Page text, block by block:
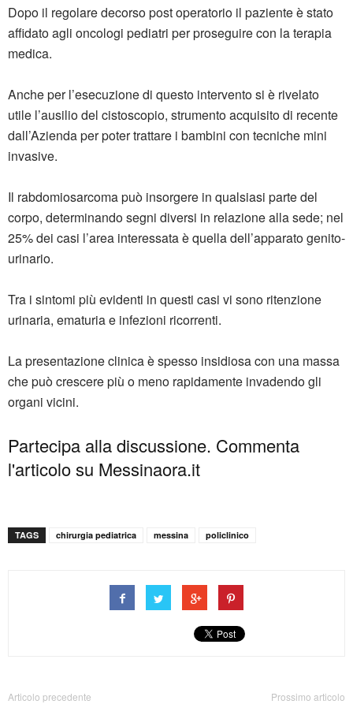
Dopo il regolare decorso post operatorio il paziente è stato
affidato agli oncologi pediatri per proseguire con la terapia
medica.
Anche per l’esecuzione di questo intervento si è rivelato
utile l’ausilio del cistoscopio, strumento acquisito di recente
dall’Azienda per poter trattare i bambini con tecniche mini
invasive.
Il rabdomiosarcoma può insorgere in qualsiasi parte del
corpo, determinando segni diversi in relazione alla sede; nel
25% dei casi l’area interessata è quella dell’apparato genito-
urinario.
Tra i sintomi più evidenti in questi casi vi sono ritenzione
urinaria, ematuria e infezioni ricorrenti.
La presentazione clinica è spesso insidiosa con una massa
che può crescere più o meno rapidamente invadendo gli
organi vicini.
Partecipa alla discussione. Commenta
l'articolo su Messinaora.it
TAGS chirurgia pediatrica messina policlinico
Articolo precedente Prossimo articolo